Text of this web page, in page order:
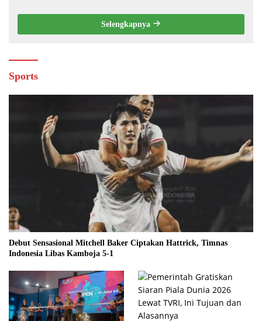
Selengkapnya
Sports
Debut Sensasional Mitchell Baker Ciptakan Hattrick, Timnas
Indonesia Libas Kamboja 5-1